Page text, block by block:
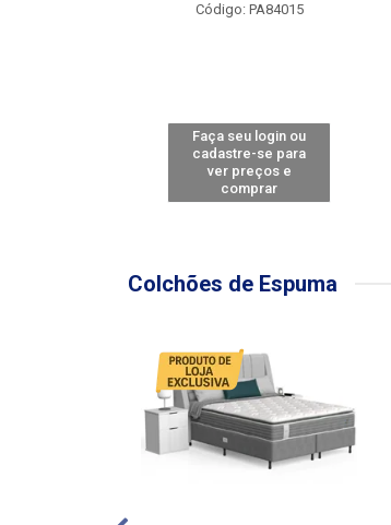
Código: PA84015
Faça seu login ou
cadastre-se para
ver preços e
comprar
Colchões de Espuma